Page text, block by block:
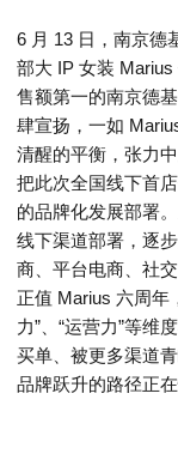
6 月 13 日，南京德
部大 IP 女装
售额第一的南京德
肆宣扬，一如
清醒的平衡，张力
把此次全国线下首
的品牌化发展部署
线下渠道部署，逐
商、平台电商、社
正值 Marius 六周年
力”、“运营力”等维
买单、被更多渠道
品牌跃升的路径正在